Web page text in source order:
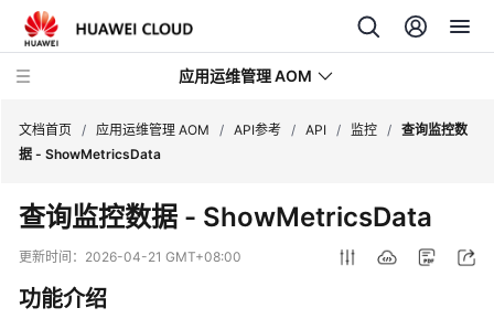
应用运维管理 AOM
最
新
动
文档首页 / 应用运维管理 AOM / API参考 / API / 监控 / 查询监控数
据 - ShowMetricsData
查询监控数据 - ShowMetricsData
更新时间： 2026-04-21 GMT+08:00
功能介绍